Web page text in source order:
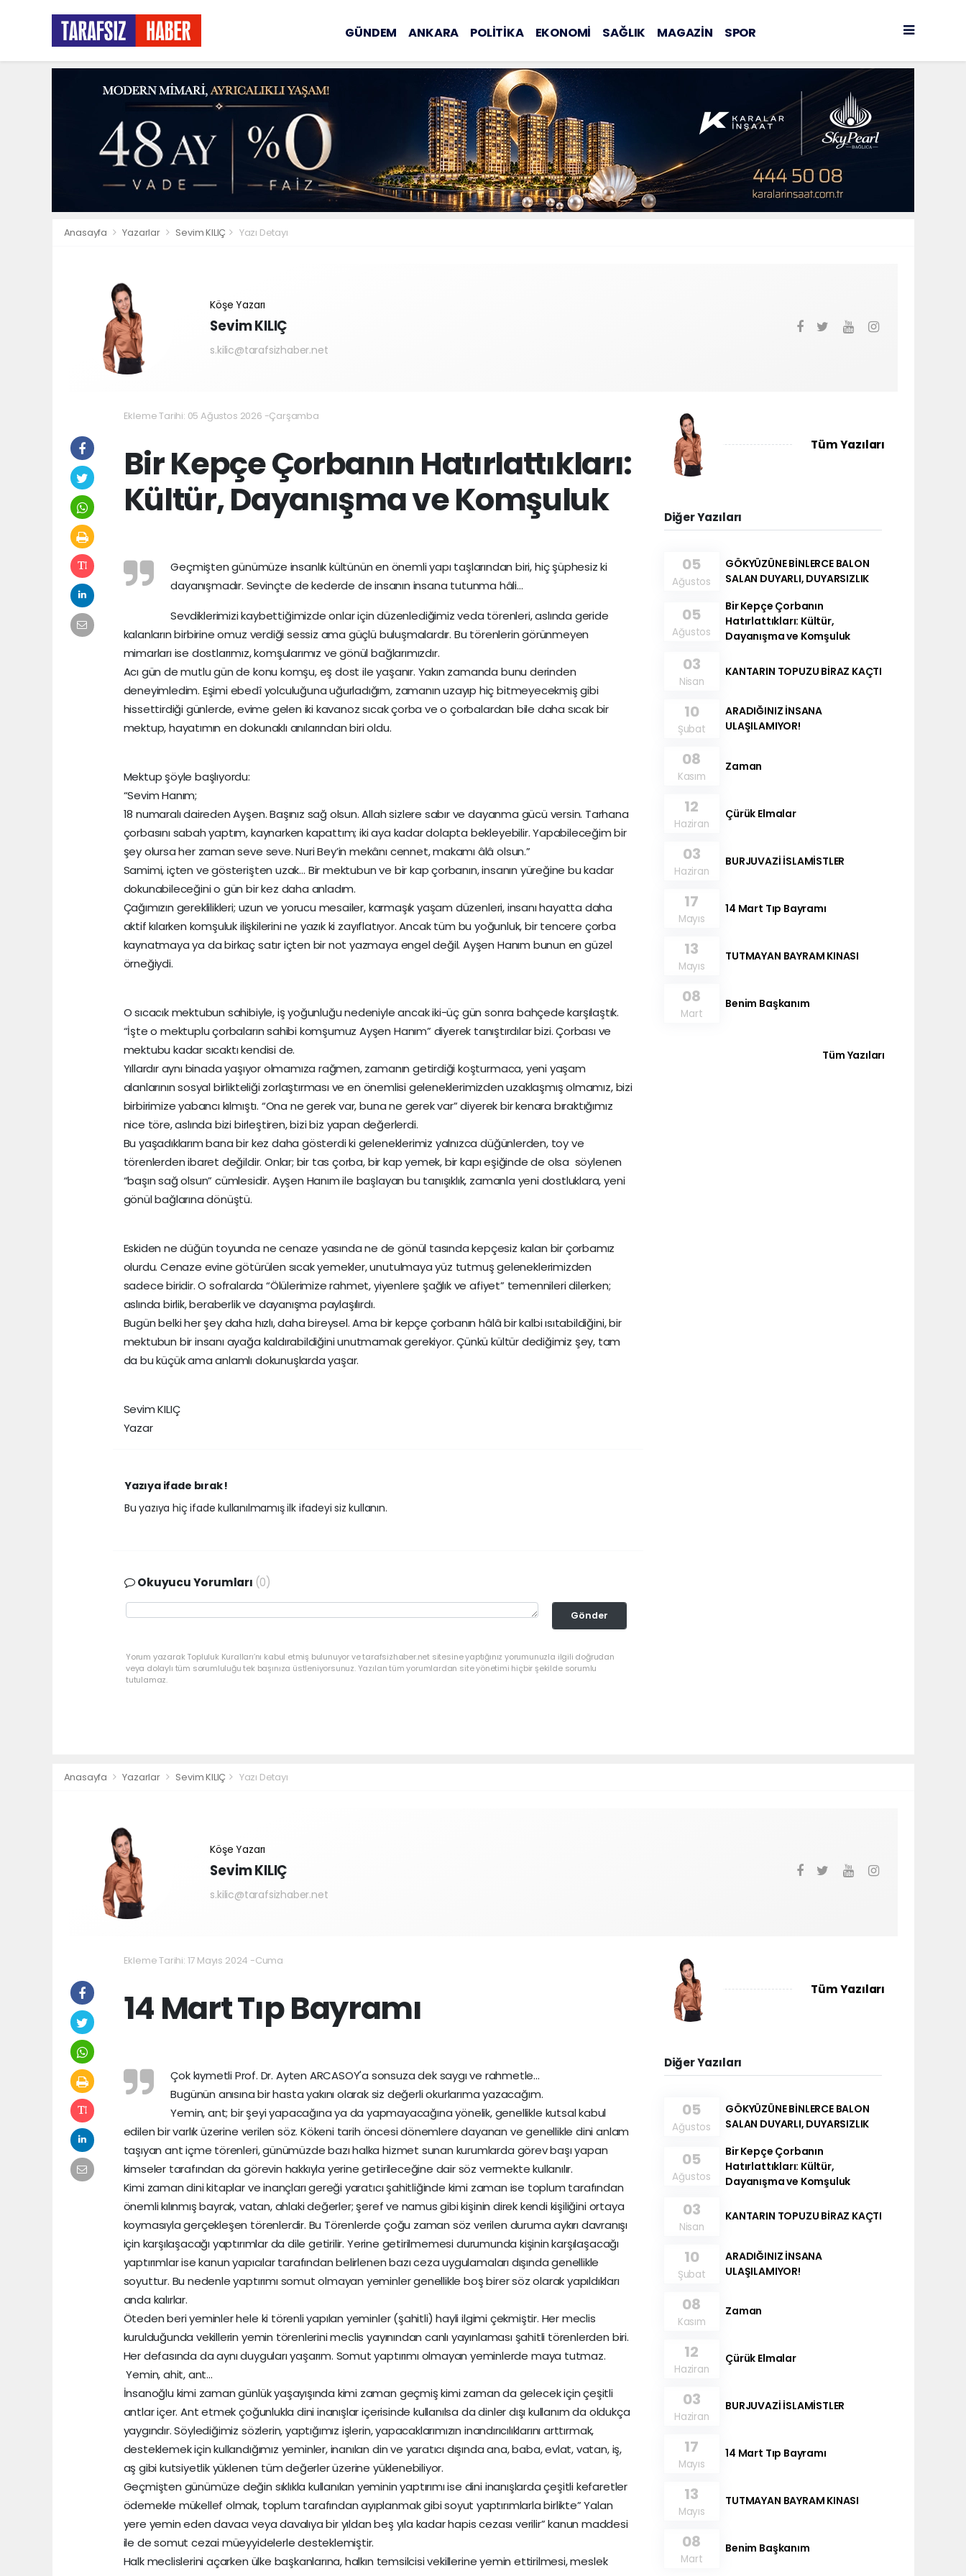
GÜNDEM ANKARA POLİTİKA EKONOMİ SAĞLIK MAGAZİN SPOR
Anasayfa Yazarlar Sevim KILIÇ Yazı Detayı
Köşe Yazarı
Sevim KILIÇ
s.kilic@tarafsizhaber.net
Ekleme Tarihi: 05 Ağustos 2026 -Çarşamba
Bir Kepçe Çorbanın Hatırlattıkları:
Kültür, Dayanışma ve Komşuluk
Geçmişten günümüze insanlık kültünün en önemli yapı taşlarından biri, hiç şüphesiz ki
dayanışmadır. Sevinçte de kederde de insanın insana tutunma hâli…
Sevdiklerimizi kaybettiğimizde onlar için düzenlediğimiz veda törenleri, aslında geride
kalanların birbirine omuz verdiği sessiz ama güçlü buluşmalardır. Bu törenlerin görünmeyen
mimarları ise dostlarımız, komşularımız ve gönül bağlarımızdır.
Acı gün de mutlu gün de konu komşu, eş dost ile yaşanır. Yakın zamanda bunu derinden
deneyimledim. Eşimi ebedî yolculuğuna uğurladığım, zamanın uzayıp hiç bitmeyecekmiş gibi
hissettirdiği günlerde, evime gelen iki kavanoz sıcak çorba ve o çorbalardan bile daha sıcak bir
mektup, hayatımın en dokunaklı anılarından biri oldu.
Mektup şöyle başlıyordu:
“Sevim Hanım;
18 numaralı daireden Ayşen. Başınız sağ olsun. Allah sizlere sabır ve dayanma gücü versin. Tarhana
çorbasını sabah yaptım, kaynarken kapattım; iki aya kadar dolapta bekleyebilir. Yapabileceğim bir
şey olursa her zaman seve seve. Nuri Bey’in mekânı cennet, makamı âlâ olsun.”
Samimi, içten ve gösterişten uzak… Bir mektubun ve bir kap çorbanın, insanın yüreğine bu kadar
dokunabileceğini o gün bir kez daha anladım.
Çağımızın gereklilikleri; uzun ve yorucu mesailer, karmaşık yaşam düzenleri, insanı hayatta daha
aktif kılarken komşuluk ilişkilerini ne yazık ki zayıflatıyor. Ancak tüm bu yoğunluk, bir tencere çorba
kaynatmaya ya da birkaç satır içten bir not yazmaya engel değil. Ayşen Hanım bunun en güzel
örneğiydi.
O sıcacık mektubun sahibiyle, iş yoğunluğu nedeniyle ancak iki-üç gün sonra bahçede karşılaştık.
“İşte o mektuplu çorbaların sahibi komşumuz Ayşen Hanım” diyerek tanıştırdılar bizi. Çorbası ve
mektubu kadar sıcaktı kendisi de.
Yıllardır aynı binada yaşıyor olmamıza rağmen, zamanın getirdiği koşturmaca, yeni yaşam
alanlarının sosyal birlikteliği zorlaştırması ve en önemlisi geleneklerimizden uzaklaşmış olmamız, bizi
birbirimize yabancı kılmıştı. “Ona ne gerek var, buna ne gerek var” diyerek bir kenara bıraktığımız
nice töre, aslında bizi birleştiren, bizi biz yapan değerlerdi.
Bu yaşadıklarım bana bir kez daha gösterdi ki geleneklerimiz yalnızca düğünlerden, toy ve
törenlerden ibaret değildir. Onlar; bir tas çorba, bir kap yemek, bir kapı eşiğinde de olsa söylenen
“başın sağ olsun” cümlesidir. Ayşen Hanım ile başlayan bu tanışıklık, zamanla yeni dostluklara, yeni
gönül bağlarına dönüştü.
Eskiden ne düğün toyunda ne cenaze yasında ne de gönül tasında kepçesiz kalan bir çorbamız
olurdu. Cenaze evine götürülen sıcak yemekler, unutulmaya yüz tutmuş geleneklerimizden
sadece biridir. O sofralarda “Ölülerimize rahmet, yiyenlere şağlık ve afiyet” temennileri dilerken;
aslında birlik, beraberlik ve dayanışma paylaşılırdı.
Bugün belki her şey daha hızlı, daha bireysel. Ama bir kepçe çorbanın hâlâ bir kalbi ısıtabildiğini, bir
mektubun bir insanı ayağa kaldırabildiğini unutmamak gerekiyor. Çünkü kültür dediğimiz şey, tam
da bu küçük ama anlamlı dokunuşlarda yaşar.
Sevim KILIÇ
Yazar
Yazıya ifade bırak !
Bu yazıya hiç ifade kullanılmamış ilk ifadeyi siz kullanın.
Okuyucu Yorumları (0)
Gönder
Yorum yazarak Topluluk Kuralları’nı kabul etmiş bulunuyor ve tarafsizhaber.net sitesine yaptığınız yorumunuzla ilgili doğrudan
veya dolaylı tüm sorumluluğu tek başınıza üstleniyorsunuz. Yazılan tüm yorumlardan site yönetimi hiçbir şekilde sorumlu
tutulamaz.
Tüm Yazıları
Diğer Yazıları
05
Ağustos
GÖKYÜZÜNE BİNLERCE BALON
SALAN DUYARLI, DUYARSIZLIK
05
Ağustos
Bir Kepçe Çorbanın
Hatırlattıkları: Kültür,
Dayanışma ve Komşuluk
03
Nisan
KANTARIN TOPUZU BİRAZ KAÇTI
10
Şubat
ARADIĞINIZ İNSANA
ULAŞILAMIYOR!
08
Kasım
Zaman
12
Haziran
Çürük Elmalar
03
Haziran
BURJUVAZİ İSLAMİSTLER
17
Mayıs
14 Mart Tıp Bayramı
13
Mayıs
TUTMAYAN BAYRAM KINASI
08
Mart
Benim Başkanım
Tüm Yazıları
Anasayfa Yazarlar Sevim KILIÇ Yazı Detayı
Köşe Yazarı
Sevim KILIÇ
s.kilic@tarafsizhaber.net
Ekleme Tarihi: 17 Mayıs 2024 -Cuma
14 Mart Tıp Bayramı
Çok kıymetli Prof. Dr. Ayten ARCASOY'a sonsuza dek saygı ve rahmetle...
Bugünün anısına bir hasta yakını olarak siz değerli okurlarıma yazacağım.
Yemin, ant; bir şeyi yapacağına ya da yapmayacağına yönelik, genellikle kutsal kabul
edilen bir varlık üzerine verilen söz. Kökeni tarih öncesi dönemlere dayanan ve genellikle dini anlam
taşıyan ant içme törenleri, günümüzde bazı halka hizmet sunan kurumlarda görev başı yapan
kimseler tarafından da görevin hakkıyla yerine getirileceğine dair söz vermekte kullanılır.
Kimi zaman dini kitaplar ve inançları gereği yaratıcı şahitliğinde kimi zaman ise toplum tarafından
önemli kılınmış bayrak, vatan, ahlaki değerler; şeref ve namus gibi kişinin direk kendi kişiliğini ortaya
koymasıyla gerçekleşen törenlerdir. Bu Törenlerde çoğu zaman söz verilen duruma aykırı davranışı
için karşılaşacağı yaptırımlar da dile getirilir. Yerine getirilmemesi durumunda kişinin karşılaşacağı
yaptırımlar ise kanun yapıcılar tarafından belirlenen bazı ceza uygulamaları dışında genellikle
soyuttur. Bu nedenle yaptırımı somut olmayan yeminler genellikle boş birer söz olarak yapıldıkları
anda kalırlar.
Öteden beri yeminler hele ki törenli yapılan yeminler (şahitli) hayli ilgimi çekmiştir. Her meclis
kurulduğunda vekillerin yemin törenlerini meclis yayınından canlı yayınlaması şahitli törenlerden biri.
Her defasında da aynı duyguları yaşarım. Somut yaptırımı olmayan yeminlerde maya tutmaz.
Yemin, ahit, ant…
İnsanoğlu kimi zaman günlük yaşayışında kimi zaman geçmiş kimi zaman da gelecek için çeşitli
antlar içer. Ant etmek çoğunlukla dini inanışlar içerisinde kullanılsa da dinler dışı kullanım da oldukça
yaygındır. Söylediğimiz sözlerin, yaptığımız işlerin, yapacaklarımızın inandırıcılıklarını arttırmak,
desteklemek için kullandığımız yeminler, inanılan din ve yaratıcı dışında ana, baba, evlat, vatan, iş,
aş gibi kutsiyetlik yüklenen tüm değerler üzerine yüklenebiliyor.
Geçmişten günümüze değin sıklıkla kullanılan yeminin yaptırımı ise dini inanışlarda çeşitli kefaretler
ödemekle mükellef olmak, toplum tarafından ayıplanmak gibi soyut yaptırımlarla birlikte” Yalan
yere yemin eden davacı veya davalıya bir yıldan beş yıla kadar hapis cezası verilir” kanun maddesi
ile de somut cezai müeyyidelerle desteklemiştir.
Halk meclislerini açarken ülke başkanlarına, halkın temsilcisi vekillerine yemin ettirilmesi, meslek
Tüm Yazıları
Diğer Yazıları
05
Ağustos
GÖKYÜZÜNE BİNLERCE BALON
SALAN DUYARLI, DUYARSIZLIK
05
Ağustos
Bir Kepçe Çorbanın
Hatırlattıkları: Kültür,
Dayanışma ve Komşuluk
03
Nisan
KANTARIN TOPUZU BİRAZ KAÇTI
10
Şubat
ARADIĞINIZ İNSANA
ULAŞILAMIYOR!
08
Kasım
Zaman
12
Haziran
Çürük Elmalar
03
Haziran
BURJUVAZİ İSLAMİSTLER
17
Mayıs
14 Mart Tıp Bayramı
13
Mayıs
TUTMAYAN BAYRAM KINASI
08
Mart
Benim Başkanım